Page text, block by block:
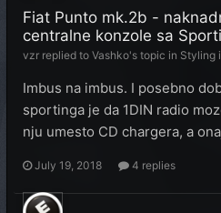
Fiat Punto mk.2b -
centralne konzole sa
vzr replied to Vashko's topic in Styling
Imbus na imbus. I posebno
sportinga je da 1DIN radio
nju umesto CD chargera, a
July 19, 2018 4 replies